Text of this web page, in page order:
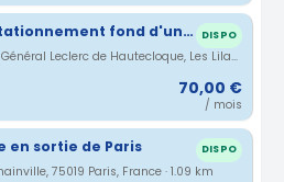
Place de stationnement fond d'un cour DISPO
63 Boulevard Général Leclerc de Hautecloque, Les Lilas, Île-de-France, France · 1.07 km
70,00 €
/ mois
en sortie de Paris DISPO
75019 Paris, France · 1.09 km